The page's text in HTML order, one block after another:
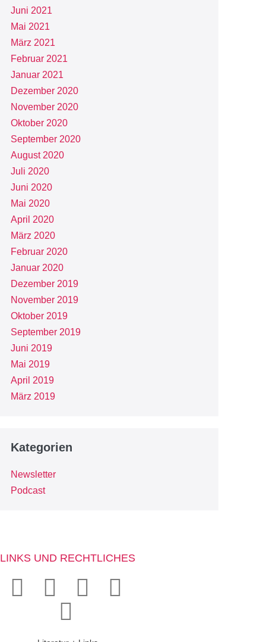
Juni 2021
Mai 2021
März 2021
Februar 2021
Januar 2021
Dezember 2020
November 2020
Oktober 2020
September 2020
August 2020
Juli 2020
Juni 2020
Mai 2020
April 2020
März 2020
Februar 2020
Januar 2020
Dezember 2019
November 2019
Oktober 2019
September 2019
Juni 2019
Mai 2019
April 2019
März 2019
Kategorien
Newsletter
Podcast
LINKS UND RECHTLICHES